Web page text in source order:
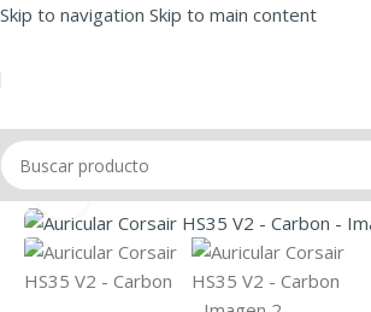
Skip to navigation Skip to main content
Inicio/Audio/Auriculares/Auriculares Gamer
Click to enlarge